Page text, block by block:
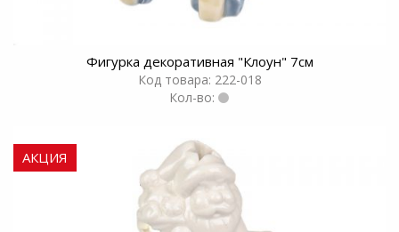
Фигурка декоративная "Клоун" 7см
Код товара: 222-018
Кол-во:
АКЦИЯ